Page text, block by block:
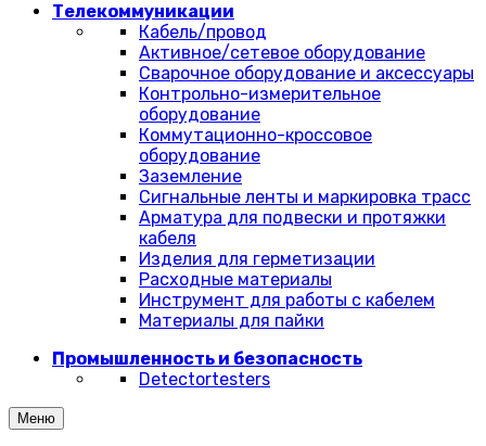
Телекоммуникации
Кабель/провод
Активное/сетевое оборудование
Сварочное оборудование и аксессуары
Контрольно-измерительное
оборудование
Коммутационно-кроссовое
оборудование
Заземление
Сигнальные ленты и маркировка трасс
Арматура для подвески и протяжки
кабеля
Изделия для герметизации
Расходные материалы
Инструмент для работы с кабелем
Материалы для пайки
Промышленность и безопасность
Detectortesters
Меню